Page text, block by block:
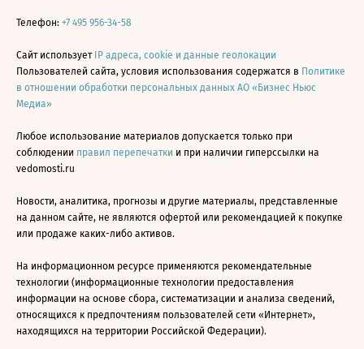
Телефон: +7 495 956-34-58
Сайт использует IP адреса, cookie и данные геолокации
Пользователей сайта, условия использования содержатся в Политике
в отношении обработки персональных данных АО «Бизнес Ньюс
Медиа»
Любое использование материалов допускается только при
соблюдении правил перепечатки и при наличии гиперссылки на
vedomosti.ru
Новости, аналитика, прогнозы и другие материалы, представленные
на данном сайте, не являются офертой или рекомендацией к покупке
или продаже каких-либо активов.
На информационном ресурсе применяются рекомендательные
технологии (информационные технологии предоставления
информации на основе сбора, систематизации и анализа сведений,
относящихся к предпочтениям пользователей сети «Интернет»,
находящихся на территории Российской Федерации).